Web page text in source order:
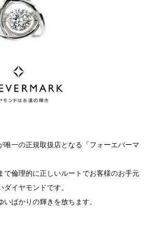
唯一の正規取扱店となる「フォーエバーマ
で倫理的に正しいルートでお客様のお手元
イヤモンドです。
ばかりの輝きを放ちます。